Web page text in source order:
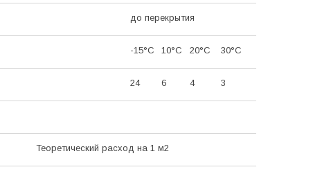
до перекрытия
-15°C 10°C 20°C 30°C
24 6 4 3
Теоретический расход на 1 м2